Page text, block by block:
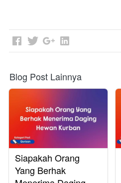
Blog Post Lainnya
Siapakah Orang
Yang Berhak